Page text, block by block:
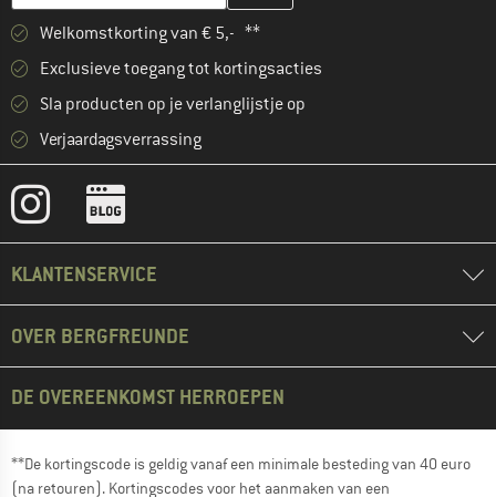
Welkomstkorting van € 5,- **
Exclusieve toegang tot kortingsacties
Sla producten op je verlanglijstje op
Verjaardagsverrassing
KLANTENSERVICE
OVER BERGFREUNDE
DE OVEREENKOMST HERROEPEN
**De kortingscode is geldig vanaf een minimale besteding van 40 euro
(na retouren). Kortingscodes voor het aanmaken van een